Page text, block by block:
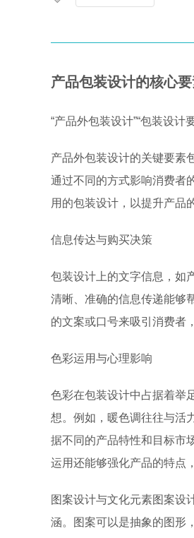
产品包装设计的核心
“产品外包装设计”“包装设计
产品外包装设计的关键要素
通过不同的方式影响消费者
用的包装设计，以提升产品
信息传达与购买决策
包装设计上的文字信息，如
清晰、准确的信息传递能够
的文案或口号来吸引消费者
色彩运用与心理影响
色彩在包装设计中占据着举
想。例如，暖色调往往与活力
据不同的产品特性和目标市
运用还能够强化产品的特点
图案设计与文化元素图案设
涵。图案可以是抽象的图形